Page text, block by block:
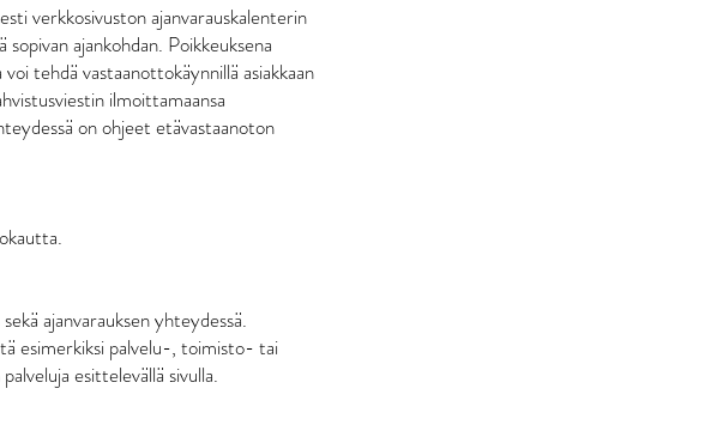
verkkosivuston ajanvarauskalenterin
ajankohdan. Poikkeuksena
tehdä vastaanottokäynnillä asiakkaan
ilmoittamaansa
on ohjeet etävastaanoton
ajanvarauksen yhteydessä.
esimerkiksi palvelu-, toimisto- tai
esittelevällä sivulla.